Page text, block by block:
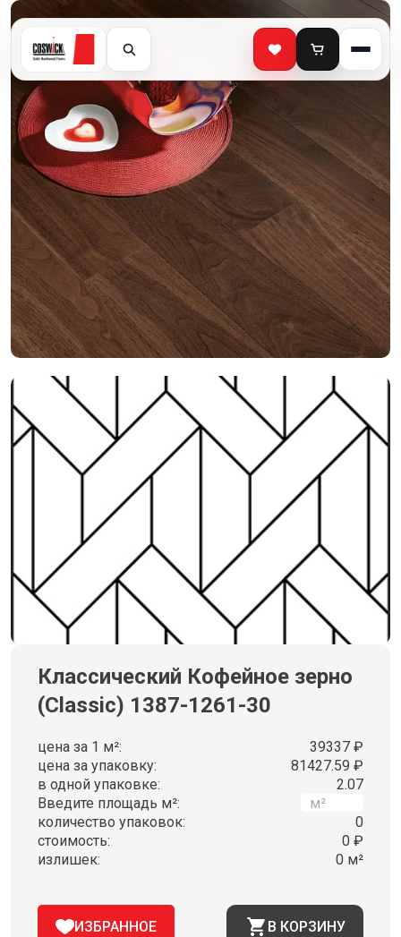
Классический Кофейное зерно
(Classic) 1387-1261-30
цена за 1 м²:
39337 ₽
цена за упаковку:
81427.59 ₽
в одной упаковке:
2.07
Введите площадь м²:
количество упаковок:
0
стоимость:
0 ₽
излишек:
0 м²
ИЗБРАННОЕ В КОРЗИНУ